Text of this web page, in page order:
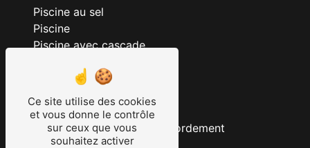
Piscine au sel
Piscine
Piscine avec cascade
Rénovation piscine
Aménagement piscine
Création piscine
Construction piscine à débordement
Piscine pompe à chaleur
Ce site utilise des cookies
et vous donne le contrôle
sur ceux que vous
souhaitez activer